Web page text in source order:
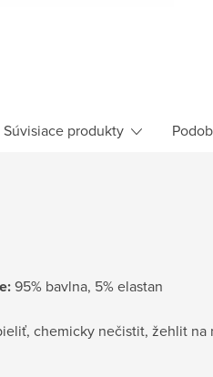
Súvisiace produkty
95% bavlna, 5% elastan
chemicky nečistit, žehlit na